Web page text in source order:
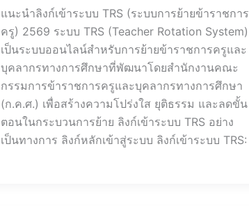
แนะนำลิงก์เข้าระบบ TRS (ระบบการย้ายข้าราชการ
ครู) 2569 ระบบ TRS (Teacher Rotation System)
เป็นระบบออนไลน์สำหรับการย้ายข้าราชการครูและ
บุคลากรทางการศึกษาที่พัฒนาโดยสำนักงานคณะ
กรรมการข้าราชการครูและบุคลากรทางการศึกษา
(ก.ค.ศ.) เพื่อสร้างความโปร่งใส ยุติธรรม และลดขั้น
ตอนในกระบวนการย้าย ลิงก์เข้าระบบ TRS อย่าง
เป็นทางการ ลิงก์หลักเข้าสู่ระบบ ลิงก์เข้าระบบ TRS: